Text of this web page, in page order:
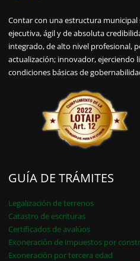
Contar con una estructura
ejecutiva, ágil y de absoluta
integrado, de alto nivel profesional,
actualización; innovador, ejerciendo
condiciones básicas de
GUÍA DE TRÁMITES
Legalización de terrenos
Catastro de escrituras
Certificados de avalúos
Exoneración de impuestos por
Exoneración por tercera edad